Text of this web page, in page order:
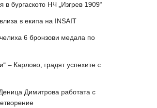
в бургаското НЧ „Изгрев 1909“
в екипа на INSAIT
6 бронзови медала по
– Карлово, градят успехите с
Димитрова работата с